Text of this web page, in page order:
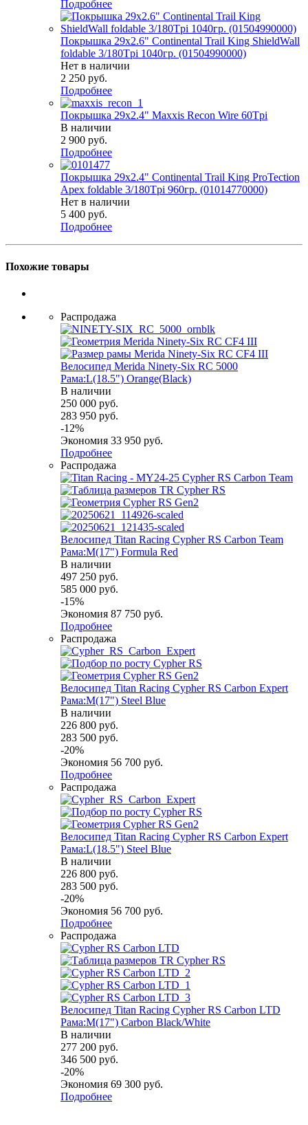
Подробнее
Покрышка 29x2.6" Continental Trail King ShieldWall
foldable 3/180Tpi 1040гр. (01504990000)
Нет в наличии
2 250 руб.
Подробнее
Покрышка 29x2.4" Maxxis Recon Wire 60Tpi
В наличии
2 900 руб.
Подробнее
Покрышка 29x2.4" Continental Trail King ProTection
Apex foldable 3/180Tpi 960гр. (01014770000)
Нет в наличии
5 400 руб.
Подробнее
Похожие товары
Распродажа
Велосипед Merida Ninety-Six RC 5000
Рама:L(18.5") Orange(Black)
В наличии
250 000 руб.
283 950 руб.
-12%
Экономия 33 950 руб.
Подробнее
Распродажа
Велосипед Titan Racing Cypher RS Carbon Team
Рама:M(17") Formula Red
В наличии
497 250 руб.
585 000 руб.
-15%
Экономия 87 750 руб.
Подробнее
Распродажа
Велосипед Titan Racing Cypher RS Carbon Expert
Рама:M(17") Steel Blue
В наличии
226 800 руб.
283 500 руб.
-20%
Экономия 56 700 руб.
Подробнее
Распродажа
Велосипед Titan Racing Cypher RS Carbon Expert
Рама:L(18.5") Steel Blue
В наличии
226 800 руб.
283 500 руб.
-20%
Экономия 56 700 руб.
Подробнее
Распродажа
Велосипед Titan Racing Cypher RS Carbon LTD
Рама:M(17") Carbon Black/White
В наличии
277 200 руб.
346 500 руб.
-20%
Экономия 69 300 руб.
Подробнее